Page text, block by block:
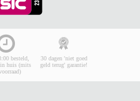
besteld,
huis (mits
30 dagen 'niet goed
geld terug' garantie!